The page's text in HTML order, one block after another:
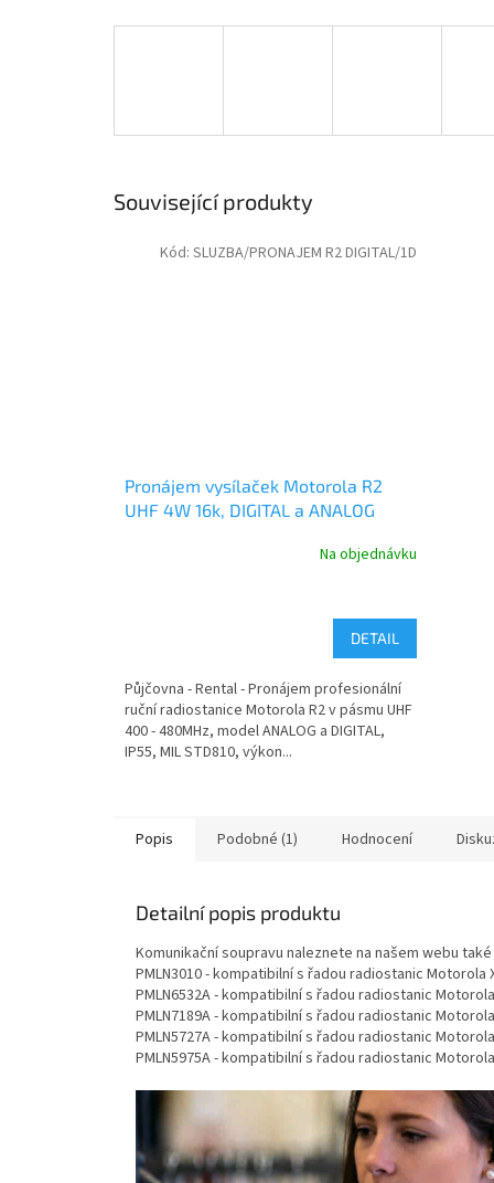
Související produkty
Pronájem vysílaček Motorola R2
UHF 4W 16k, DIGITAL a ANALOG
Na objednávku
DETAIL
Půjčovna - Rental - Pronájem profesionální
ruční radiostanice Motorola R2 v pásmu UHF
400 - 480MHz, model ANALOG a DIGITAL,
IP55, MIL STD810, výkon...
Kód: SLUZBA/PRONAJEM R2 DIGITAL/1D
Popis Podobné (1) Hodnocení
Detailní popis produktu
Komunikační soupravu naleznete na našem webu
PMLN3010 - kompatibilní s řadou radiostanic Motorola
PMLN6532A - kompatibilní s řadou radiostanic Motorola
PMLN7189A - kompatibilní s řadou radiostanic
PMLN5727A - kompatibilní s řadou radiostanic
PMLN5975A - kompatibilní s řadou radiostanic Motorola